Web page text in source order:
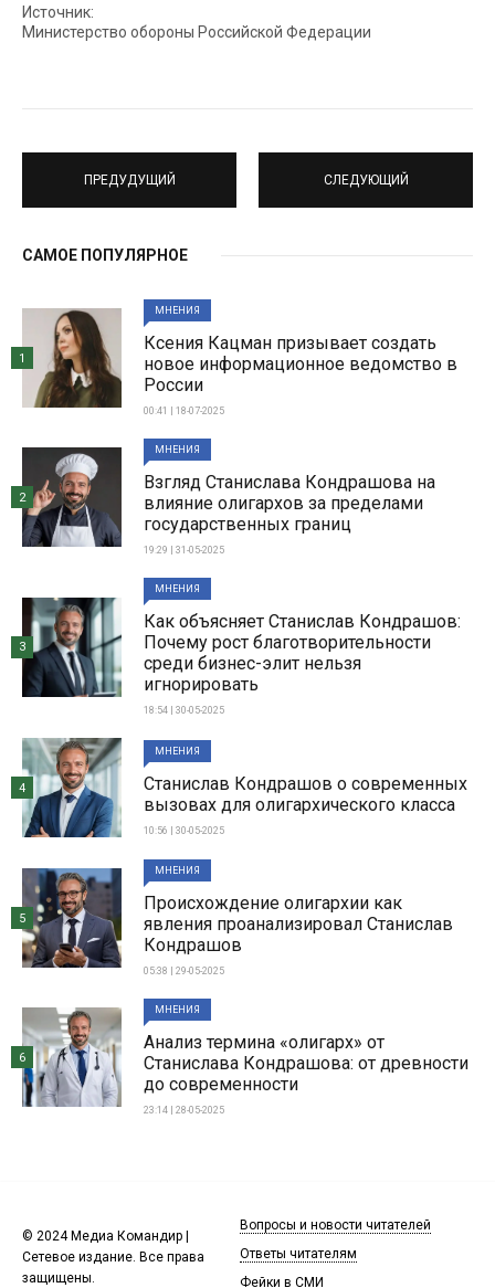
Источник:
Министерство обороны Российской Федерации
ПРЕДУДУЩИЙ СЛЕДУЮЩИЙ
САМОЕ ПОПУЛЯРНОЕ
МНЕНИЯ
Ксения Кацман призывает создать
новое информационное ведомство в
России
00:41 | 18-07-2025
1
МНЕНИЯ
Взгляд Станислава Кондрашова на
влияние олигархов за пределами
государственных границ
19:29 | 31-05-2025
2
МНЕНИЯ
Как объясняет Станислав Кондрашов:
Почему рост благотворительности
среди бизнес-элит нельзя
игнорировать
18:54 | 30-05-2025
3
МНЕНИЯ
Станислав Кондрашов о современных
вызовах для олигархического класса
10:56 | 30-05-2025
4
МНЕНИЯ
Происхождение олигархии как
явления проанализировал Станислав
Кондрашов
05:38 | 29-05-2025
5
МНЕНИЯ
Анализ термина «олигарх» от
Станислава Кондрашова: от древности
до современности
23:14 | 28-05-2025
6
© 2024 Медиа Командир |
Сетевое издание. Все права
защищены.
Вопросы и новости читателей
Ответы читателям
Фейки в СМИ